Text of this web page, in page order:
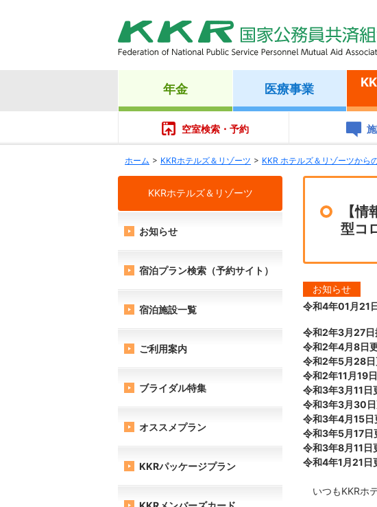
年金 医療事業
空室検索・予約
ホーム KKRホテルズ＆リゾーツ KKR ホテルズ＆リゾーツから
KKRホテルズ＆リゾーツ
お知らせ
宿泊プラン検索（予約サイト）
宿泊施設一覧
ご利用案内
ブライダル特集
オススメプラン
KKRパッケージプラン
【
型コ
お知らせ
令和4年01月21日
令和2年3月27日
令和2年4月8日
令和2年5月28日
令和2年11月19
令和3年3月11日
令和3年3月30
令和3年4 月15日
令和3年5 月17日
令和3年8 月11日
令和4年1 月21日
いつもKKRホ